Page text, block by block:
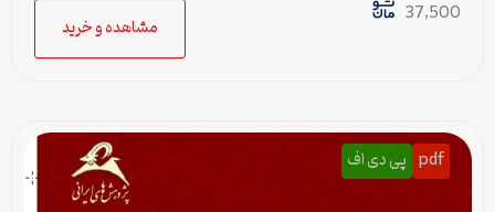
37,500
مشاهده و خرید
pdf پی دی اف